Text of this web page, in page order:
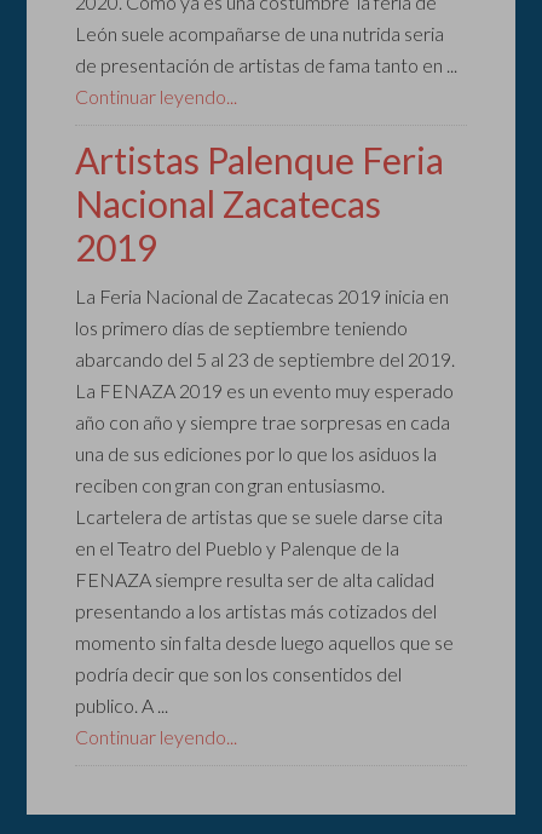
León suele acompañarse de una nutrida seria
de presentación de artistas de fama tanto en ...
Continuar leyendo...
Artistas Palenque Feria
Nacional Zacatecas
2019
La Feria Nacional de Zacatecas 2019 inicia en
los primero días de septiembre teniendo
abarcando del 5 al 23 de septiembre del 2019.
La FENAZA 2019 es un evento muy esperado
año con año y siempre trae sorpresas en cada
una de sus ediciones por lo que los asiduos la
reciben con gran con gran entusiasmo.
Lcartelera de artistas que se suele darse cita
en el Teatro del Pueblo y Palenque de la
FENAZA siempre resulta ser de alta calidad
presentando a los artistas más cotizados del
momento sin falta desde luego aquellos que se
podría decir que son los consentidos del
publico. A ...
Continuar leyendo...